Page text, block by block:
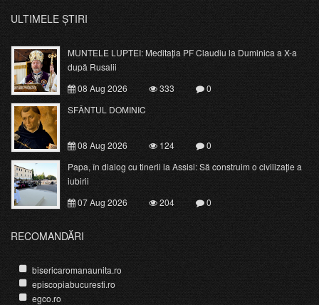
ULTIMELE ȘTIRI
MUNTELE LUPTEI: Meditația PF Claudiu la Duminica a X-a
după Rusalii
08 Aug 2026
333
0
SFÂNTUL DOMINIC
08 Aug 2026 124
0
Papa, în dialog cu tinerii la Assisi: Să construim o civilizație a
iubirii
07 Aug 2026
204 0
RECOMANDĂRI
bisericaromanaunita.ro
episcopiabucuresti.ro
egco.ro